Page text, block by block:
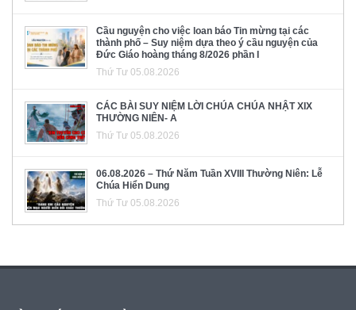
Cầu nguyện cho việc loan báo Tin mừng tại các
thành phố – Suy niệm dựa theo ý cầu nguyện của
Đức Giáo hoàng tháng 8/2026 phần I
Thứ Tư 05.08.2026
CÁC BÀI SUY NIỆM LỜI CHÚA CHÚA NHẬT XIX
THƯỜNG NIÊN- A
Thứ Tư 05.08.2026
06.08.2026 – Thứ Năm Tuần XVIII Thường Niên: Lễ
Chúa Hiển Dung
Thứ Tư 05.08.2026